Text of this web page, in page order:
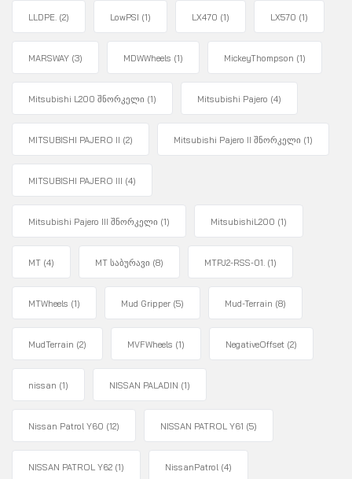
LLDPE. (2) LowPSI (1) LX470 (1) LX570 (1)
MARSWAY (3) MDWWheels (1) MickeyThompson (1)
Mitsubishi L200 შნორკელი (1) Mitsubishi Pajero (4)
MITSUBISHI PAJERO II (2) Mitsubishi Pajero II შნორკელი (1)
MITSUBISHI PAJERO III (4)
Mitsubishi Pajero III შნორკელი (1) MitsubishiL200 (1)
MT (4) MT საბურავი (8) MTPJ2-RSS-01. (1)
MTWheels (1) Mud Gripper (5) Mud-Terrain (8)
MudTerrain (2) MVFWheels (1) NegativeOffset (2)
nissan (1) NISSAN PALADIN (1)
Nissan Patrol Y60 (12) NISSAN PATROL Y61 (5)
NISSAN PATROL Y62 (1) NissanPatrol (4)